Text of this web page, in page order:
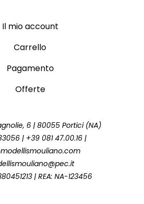
Il mio account
Carrello
Pagamento
Offerte
6 | 80055 Portici (NA)
| +39 081 47.00.16 |
| REA: NA-123456